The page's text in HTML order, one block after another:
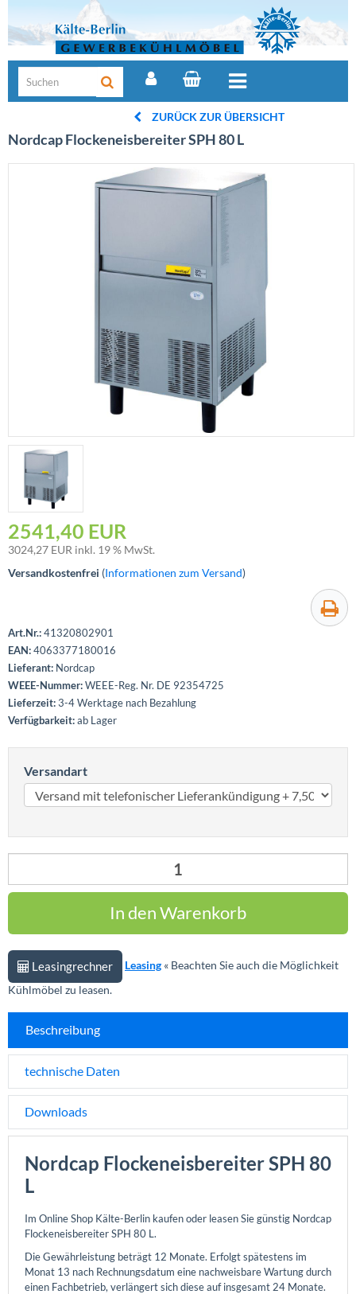
ZURÜCK ZUR ÜBERSICHT
Nordcap Flockeneisbereiter SPH 80 L
2541,40 EUR
3024,27 EUR inkl. 19 % MwSt.
Versandkostenfrei (Informationen zum Versand)
Art.Nr.:41320802901
EAN:4063377180016
Lieferant: Nordcap
WEEE-Nummer:WEEE-Reg. Nr. DE 92354725
Lieferzeit:3-4 Werktage nach Bezahlung
Verfügbarkeit:ab Lager
Versandart
Leasingrechner Leasing « Beachten Sie auch die Möglichkeit
Kühlmöbel zu leasen.
Beschreibung
technische Daten
Downloads
Nordcap Flockeneisbereiter SPH 80
L
Im Online Shop Kälte-Berlin kaufen oder leasen Sie günstig Nordcap
Flockeneisbereiter SPH 80 L.
Die Gewährleistung beträgt 12 Monate. Erfolgt spätestens im
Monat 13 nach Rechnungsdatum eine nachweisbare Wartung durch
einen Fachbetrieb, verlängert sich diese auf insgesamt 24 Monate.